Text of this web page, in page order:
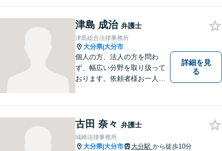
津島 成治 弁護士
津島総合法律事務所
大分県|大分市
個人の方、法人の方を問わ
ず、幅広い分野を取り扱って
おります。依頼者様お一人お
題でお困りの方はぜひご相談
ください。
詳細を見
る
古田 奈々 弁護士
城崎法律事務所
大分県|大分市 大分駅 から徒歩10分